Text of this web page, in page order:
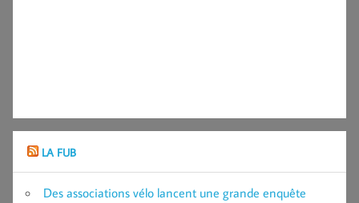
LA FUB
Des associations vélo lancent une grande enquête